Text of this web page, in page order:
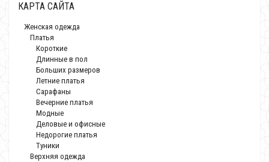
КАРТА САЙТА
Женская одежда
Платья
Короткие
Длинные в пол
Больших размеров
Летние платья
Сарафаны
Вечерние платья
Модные
Деловые и офисные
Недорогие платья
Туники
Верхняя одежда